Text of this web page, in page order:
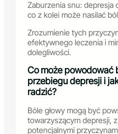
Zaburzenia snu: depresja
co z kolei może nasilać
Zrozumienie tych
efektywnego leczenia i
dolegliwości.
Co może powodować
przebiegu depresji i
radzić?
Bóle głowy mogą być
towarzyszącym depresji,
potencjalnymi